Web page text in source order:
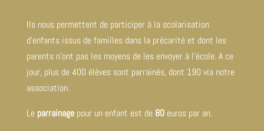
Ils nous permettent de participer à la scolarisation
d’enfants issus de familles dans la précarité et dont les
parents n’ont pas les moyens de les envoyer à l’école. A ce
jour, plus de 400 élèves sont parrainés, dont 190 via notre
association.
Le parrainagepour un enfant est de 80euros par an.